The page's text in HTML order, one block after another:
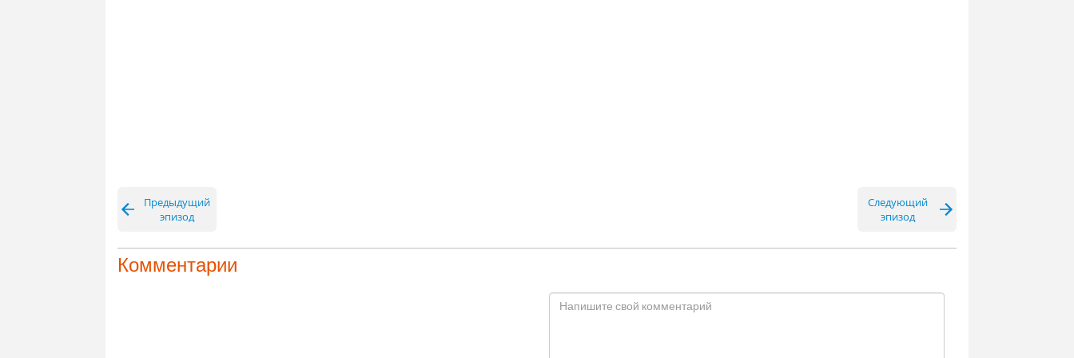
Предыдущий
эпизод
Следующий
эпизод
Комментарии